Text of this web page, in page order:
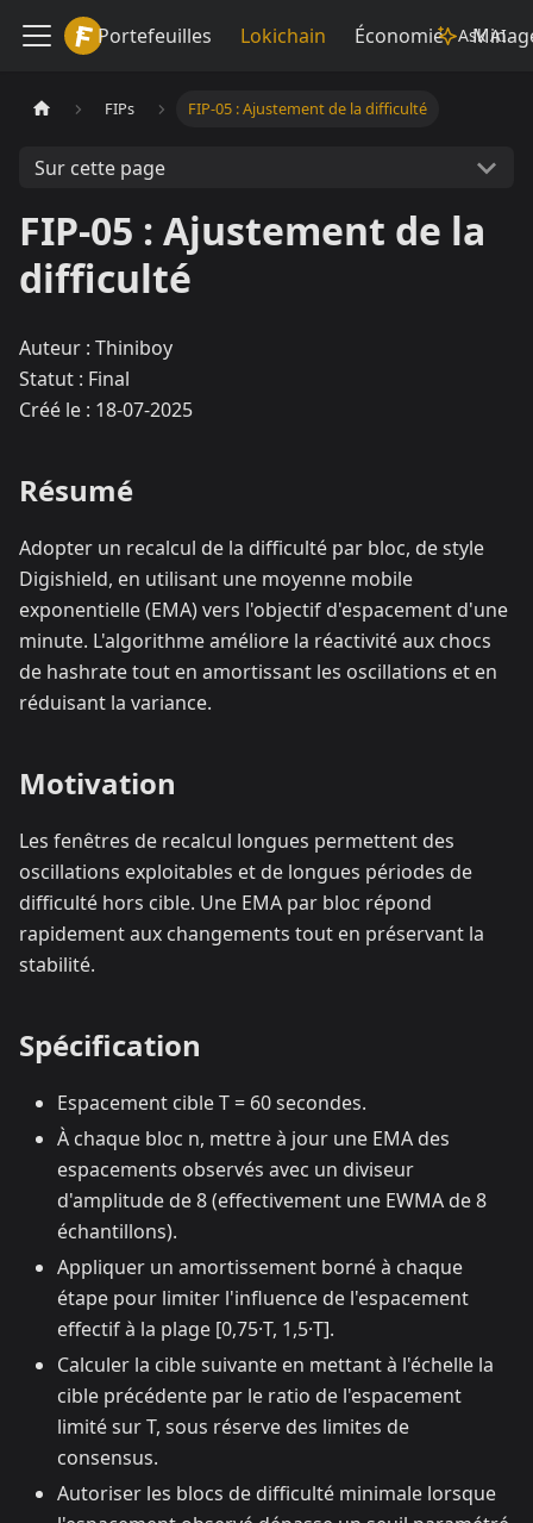
Lokiwiki
Portefeuilles Lokichain Économie Ask AI
FIPs FIP-05 : Ajustement de la difficulté
Sur cette page
FIP-05 : Ajustement de la
difficulté
Auteur : Thiniboy
Statut : Final
Créé le : 18-07-2025
Résumé
Adopter un recalcul de la difficulté par bloc, de style
Digishield, en utilisant une moyenne mobile
exponentielle (EMA) vers l'objectif d'espacement d'une
minute. L'algorithme améliore la réactivité aux chocs
de hashrate tout en amortissant les oscillations et en
réduisant la variance.
Motivation
Les fenêtres de recalcul longues permettent des
oscillations exploitables et de longues périodes de
difficulté hors cible. Une EMA par bloc répond
rapidement aux changements tout en préservant la
stabilité.
Spécification
Espacement cible T = 60 secondes.
À chaque bloc n, mettre à jour une EMA des
espacements observés avec un diviseur
d'amplitude de 8 (effectivement une EWMA de 8
échantillons).
Appliquer un amortissement borné à chaque
étape pour limiter l'influence de l'espacement
effectif à la plage [0,75·T, 1,5·T].
Calculer la cible suivante en mettant à l'échelle la
cible précédente par le ratio de l'espacement
limité sur T, sous réserve des limites de
consensus.
Autoriser les blocs de difficulté minimale lorsque